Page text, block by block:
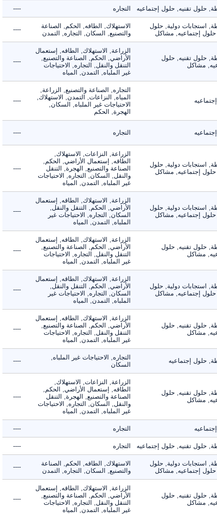
حلول تقنيه, حلول إجتماعيه التجاره ----
استجابات دولية, حلول
إجتماعيه, مشاكل
الاستهلاك, الطاقه, الحكم, الصناعة
والتصنيع, السكان, التجاره, التمدن
----
حلول تقنيه, حلول
مشاكل
الزراعة, الاستهلاك, الطاقه, إستعمال
الأراضي, الحكم, الصناعة والتصنيع,
التنقل والنقل, التجاره, الاحتياجات
غير الملباه, التمدن, المياه
----
التجاره, الصناعة والتصنيع, الزراعة,
المياه, النزاعات, التمدن, الاستهلاك,
الاحتياجات غير الملباه, السكان,
الهجرة, الحكم
----
التجاره ----
استجابات دولية, حلول
إجتماعيه, مشاكل
الزراعة, النزاعات, الاستهلاك,
الطاقه, إستعمال الأراضي, الحكم,
الصناعة والتصنيع, الهجرة, التنقل
والنقل, السكان, التجاره, الاحتياجات
غير الملباه, التمدن, المياه
----
استجابات دولية, حلول
إجتماعيه, مشاكل
الزراعة, الاستهلاك, الطاقه, إستعمال
الأراضي, الحكم, التنقل والنقل,
السكان, التجاره, الاحتياجات غير
الملباه, التمدن, المياه
----
حلول تقنيه, حلول
مشاكل
الزراعة, الاستهلاك, الطاقه, إستعمال
الأراضي, الحكم, الصناعة والتصنيع,
التنقل والنقل, التجاره, الاحتياجات
غير الملباه, التمدن, المياه
----
استجابات دولية, حلول
إجتماعيه, مشاكل
الزراعة, الاستهلاك, الطاقه, إستعمال
الأراضي, الحكم, التنقل والنقل,
السكان, التجاره, الاحتياجات غير
الملباه, التمدن, المياه
----
حلول تقنيه, حلول
مشاكل
الزراعة, الاستهلاك, الطاقه, إستعمال
الأراضي, الحكم, الصناعة والتصنيع,
التنقل والنقل, التجاره, الاحتياجات
غير الملباه, التمدن, المياه
----
حلول إجتماعيه
التجاره, الاحتياجات غير الملباه,
السكان
----
حلول تقنيه, حلول
مشاكل
الزراعة, النزاعات, الاستهلاك,
الطاقه, إستعمال الأراضي, الحكم,
الصناعة والتصنيع, الهجرة, التنقل
والنقل, السكان, التجاره, الاحتياجات
غير الملباه, التمدن, المياه
----
التجاره ----
حلول تقنيه, حلول إجتماعيه التجاره ----
استجابات دولية, حلول
إجتماعيه, مشاكل
الاستهلاك, الطاقه, الحكم, الصناعة
والتصنيع, السكان, التجاره, التمدن
----
حلول تقنيه, حلول
مشاكل
الزراعة, الاستهلاك, الطاقه, إستعمال
الأراضي, الحكم, الصناعة والتصنيع,
التنقل والنقل, التجاره, الاحتياجات
غير الملباه, التمدن, المياه
----